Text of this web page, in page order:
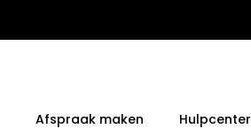
Afspraak maken Hulpcenter